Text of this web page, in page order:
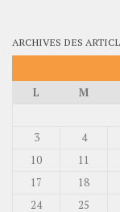
ARCHIVES DES
L
M
3
4
10
11
17
18
24
25